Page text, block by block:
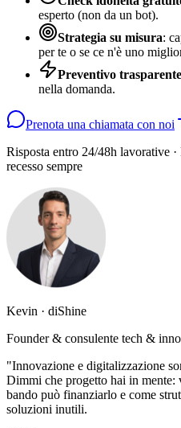
esperto (non da un bot).
Strategia su misura:
per te o se ce n'è uno
Preventivo trasparente
nella domanda.
Prenota una chiamata con noi
Risposta entro 24/48h lavorative
recesso sempre
Kevin · diShine
Founder & consulente tech &
"Innovazione e digitalizzazione
Dimmi che progetto hai in mente:
bando può finanziarlo e come
soluzioni inutili.